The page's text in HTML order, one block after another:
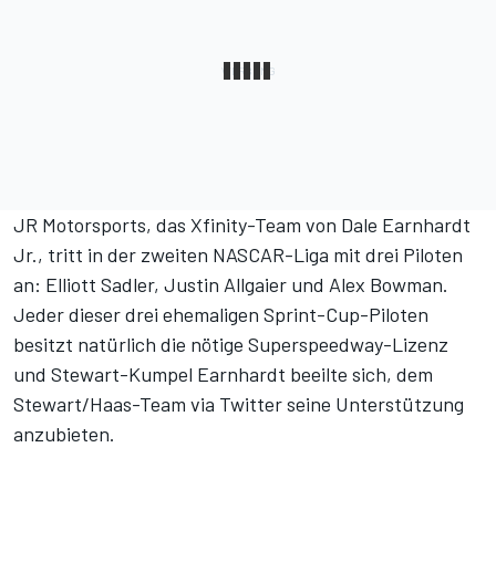
JR Motorsports, das Xfinity-Team von Dale Earnhardt
Jr., tritt in der zweiten NASCAR-Liga mit drei Piloten
an: Elliott Sadler, Justin Allgaier und Alex Bowman.
Jeder dieser drei ehemaligen Sprint-Cup-Piloten
besitzt natürlich die nötige Superspeedway-Lizenz
und Stewart-Kumpel Earnhardt beeilte sich, dem
Stewart/Haas-Team via Twitter seine Unterstützung
anzubieten.